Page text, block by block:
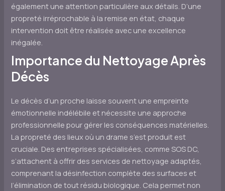
également une attention particulière aux détails. D’une
propreté irréprochable à la remise en état, chaque
intervention doit être réalisée avec une excellence
inégalée.
Importance du Nettoyage Après
Décès
Le décès d’un proche laisse souvent une empreinte
émotionnelle indélébile et nécessite une approche
professionnelle pour gérer les conséquences matérielles.
La propreté des lieux où un drame s’est produit est
cruciale. Des entreprises spécialisées, comme SOS DC,
s’attachent à offrir des services de nettoyage adaptés,
comprenant la désinfection complète des surfaces et
l’élimination de tout résidu biologique. Cela permet non